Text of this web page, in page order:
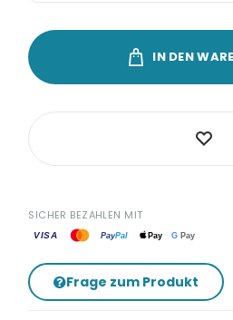
925
Menge
IN DEN
SICHER BEZAHLEN MIT
VISA PayPal Pay G Pay
Frage zum Produkt